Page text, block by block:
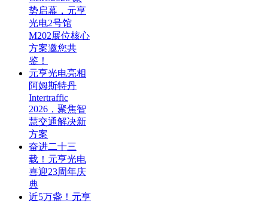
势启幕，元亨
光电2号馆
M202展位核心
方案邀您共
鉴！
元亨光电亮相
阿姆斯特丹
Intertraffic
2026，聚焦智
慧交通解决新
方案
奋进二十三
载！元亨光电
喜迎23周年庆
典
近5万盏！元亨